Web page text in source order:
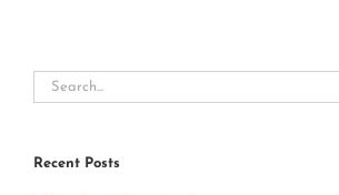
Search
for:
Recent Posts